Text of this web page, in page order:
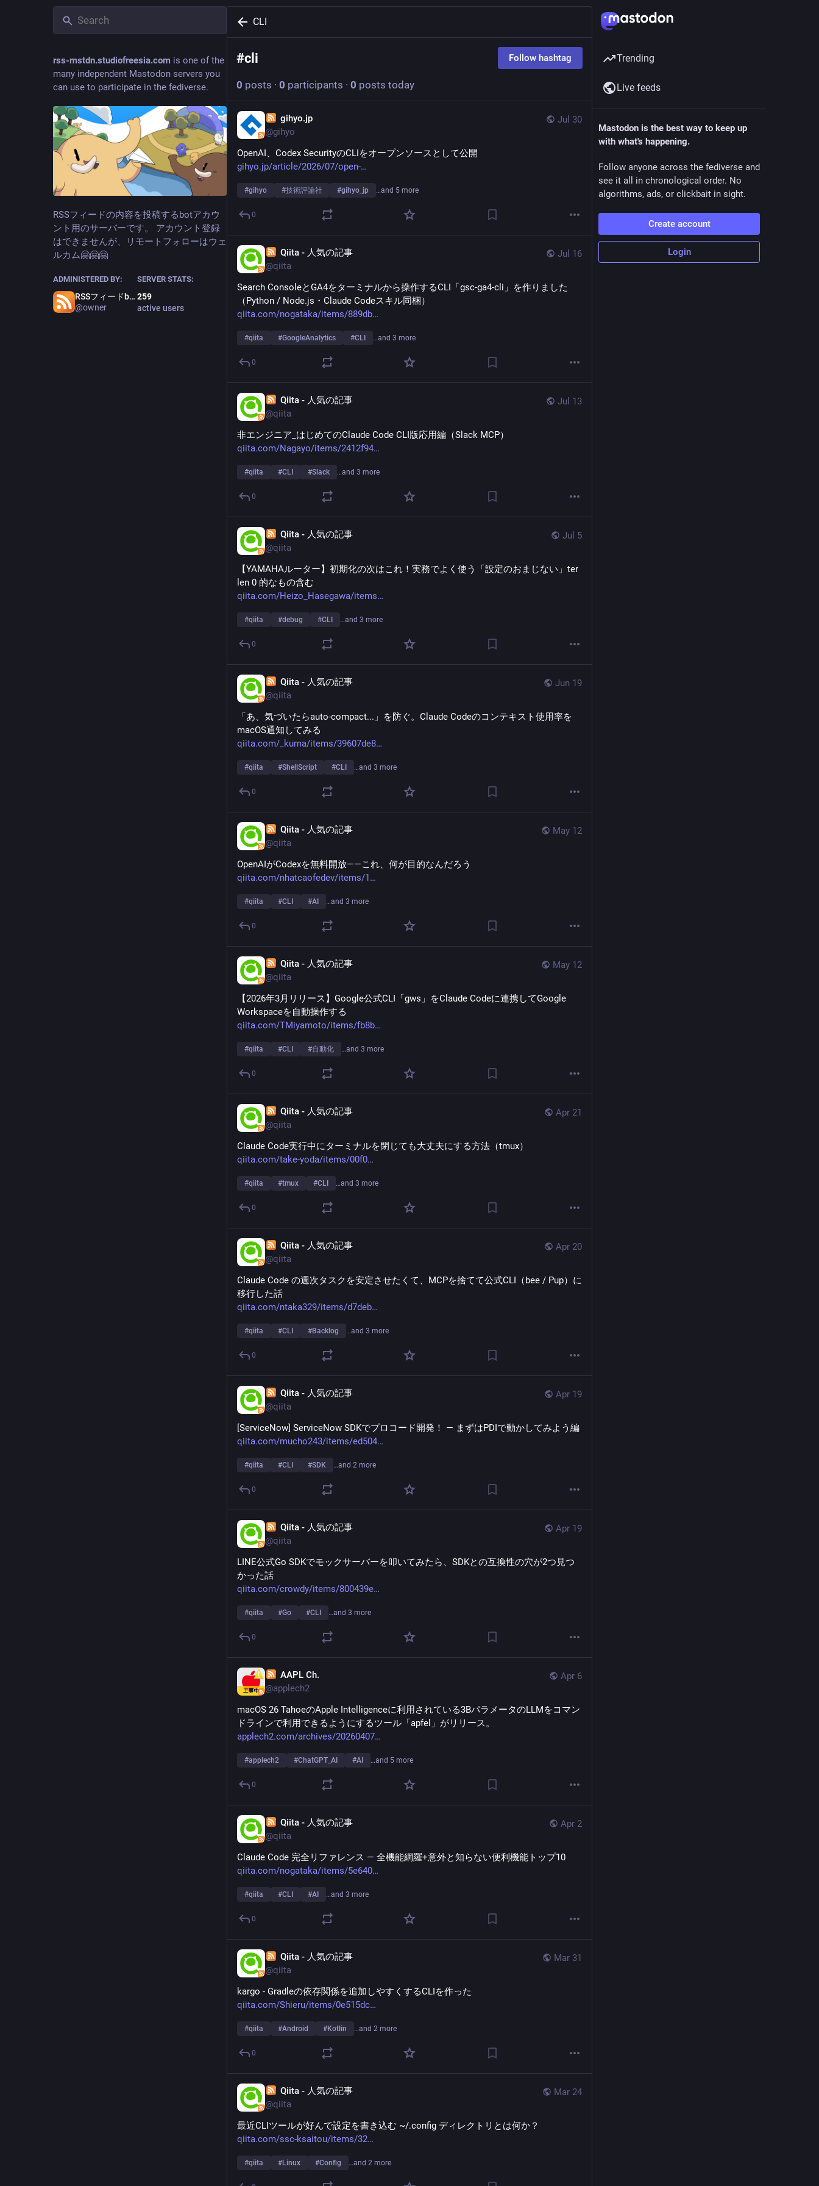
rss-mstdn.studiofreesia.com is one of the
many independent Mastodon servers you
can use to participate in the fediverse.
RSSフィードの内容を投稿するbotアカウ
ント用のサーバーです。 アカウント登録
はできませんが、リモートフォローはウェ
ルカム🤗🤗🤗
ADMINISTERED BY:
RSSフィードbot管理者
@owner
SERVER STATS:
259
active users
CLI
#cli Follow hashtag
0 posts · 0 participants · 0 posts today
Jul 30
gihyo.jp
@gihyo
OpenAI、Codex SecurityのCLIをオープンソースとして公開
gihyo.jp/article/2026/07/open-
#gihyo #技術評論社 #gihyo_jp …and 5 more
0
Jul 16
Qiita - 人気の記事
@qiita
Search ConsoleとGA4をターミナルから操作するCLI「gsc-ga4-cli」を作りました
（Python / Node.js・Claude Codeスキル同梱）
qiita.com/nogataka/items/889db
#qiita #GoogleAnalytics #CLI …and 3 more
0
Jul 13
Qiita - 人気の記事
@qiita
非エンジニア_はじめてのClaude Code CLI版応用編（Slack MCP）
qiita.com/Nagayo/items/2412f94
#qiita #CLI #Slack …and 3 more
0
Jul 5
Qiita - 人気の記事
@qiita
【YAMAHAルーター】初期化の次はこれ！実務でよく使う「設定のおまじない」ter
len 0 的なもの含む
qiita.com/Heizo_Hasegawa/items
#qiita #debug #CLI …and 3 more
0
Jun 19
Qiita - 人気の記事
@qiita
「あ、気づいたらauto-compact...」を防ぐ。Claude Codeのコンテキスト使用率を
macOS通知してみる
qiita.com/_kuma/items/39607de8
#qiita #ShellScript #CLI …and 3 more
0
May 12
Qiita - 人気の記事
@qiita
OpenAIがCodexを無料開放——これ、何が目的なんだろう
qiita.com/nhatcaofedev/items/1
#qiita #CLI #AI …and 3 more
0
May 12
Qiita - 人気の記事
@qiita
【2026年3月リリース】Google公式CLI「gws」をClaude Codeに連携してGoogle
Workspaceを自動操作する
qiita.com/TMiyamoto/items/fb8b
#qiita #CLI #自動化 …and 3 more
0
Apr 21
Qiita - 人気の記事
@qiita
Claude Code実行中にターミナルを閉じても大丈夫にする方法（tmux）
qiita.com/take-yoda/items/00f0
#qiita #tmux #CLI …and 3 more
0
Apr 20
Qiita - 人気の記事
@qiita
Claude Code の週次タスクを安定させたくて、MCPを捨てて公式CLI（bee / Pup）に
移行した話
qiita.com/ntaka329/items/d7deb
#qiita #CLI #Backlog …and 3 more
0
Apr 19
Qiita - 人気の記事
@qiita
[ServiceNow] ServiceNow SDKでプロコード開発！ ― まずはPDIで動かしてみよう編
qiita.com/mucho243/items/ed504
#qiita #CLI #SDK …and 2 more
0
Apr 19
Qiita - 人気の記事
@qiita
LINE公式Go SDKでモックサーバーを叩いてみたら、SDKとの互換性の穴が2つ見つ
かった話
qiita.com/crowdy/items/800439e
#qiita #Go #CLI …and 3 more
0
Apr 6
AAPL Ch.
@applech2
macOS 26 TahoeのApple Intelligenceに利用されている3BパラメータのLLMをコマン
ドラインで利用できるようにするツール「apfel」がリリース。
applech2.com/archives/20260407
#applech2 #ChatGPT_AI #AI …and 5 more
0
Apr 2
Qiita - 人気の記事
@qiita
Claude Code 完全リファレンス — 全機能網羅+意外と知らない便利機能トップ10
qiita.com/nogataka/items/5e640
#qiita #CLI #AI …and 3 more
0
Mar 31
Qiita - 人気の記事
@qiita
kargo - Gradleの依存関係を追加しやすくするCLIを作った
qiita.com/Shieru/items/0e515dc
#qiita #Android #Kotlin …and 2 more
0
Mar 24
Qiita - 人気の記事
@qiita
最近CLIツールが好んで設定を書き込む ~/.config ディレクトリとは何か？
qiita.com/ssc-ksaitou/items/32
#qiita #Linux #Config …and 2 more
Trending
Live feeds
Mastodon is the best way to keep up
with what's happening.
Follow anyone across the fediverse and
see it all in chronological order. No
algorithms, ads, or clickbait in sight.
Create account
Login